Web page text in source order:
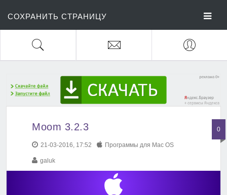
СОХРАНИТЬ СТРАНИЦУ
Moom 3.2.3 0
21-03-2016, 17:52 Программы для Mac OS
galuk